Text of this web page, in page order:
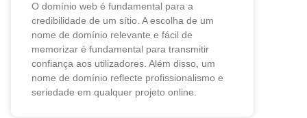
O domínio web é fundamental para a
credibilidade de um sítio. A escolha de um
nome de domínio relevante e fácil de
memorizar é fundamental para transmitir
confiança aos utilizadores. Além disso, um
nome de domínio reflecte profissionalismo e
seriedade em qualquer projeto online.